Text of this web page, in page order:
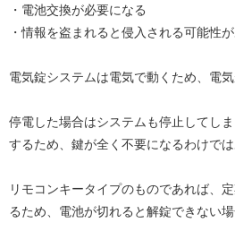
・電池交換が必要になる
・情報を盗まれると侵入される可能性
電気錠システムは電気で動くため、電気
停電した場合はシステムも停止してし
するため、鍵が全く不要になるわけでは
リモコンキータイプのものであれば、
るため、電池が切れると解錠できない場